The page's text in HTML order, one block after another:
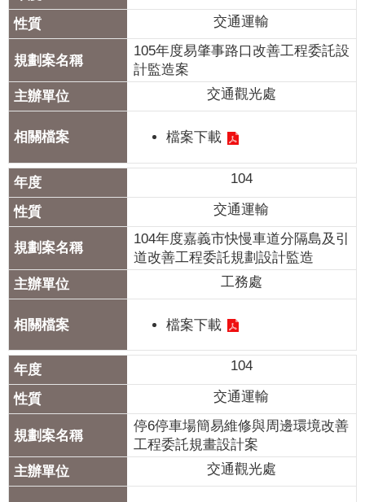
交通運輸
105年度易肇事路口改善工程委託設
計監造案
交通觀光處
檔案下載
104
交通運輸
104年度嘉義市快慢車道分隔島及引
道改善工程委託規劃設計監造
工務處
檔案下載
104
交通運輸
停6停車場簡易維修與周邊環境改善
工程委託規畫設計案
交通觀光處